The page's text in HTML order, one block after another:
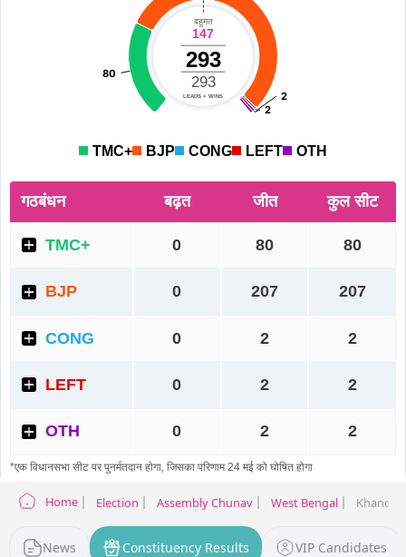
Home Election Assembly Chunav West Bengal
News Constituency Results VIP Candidates